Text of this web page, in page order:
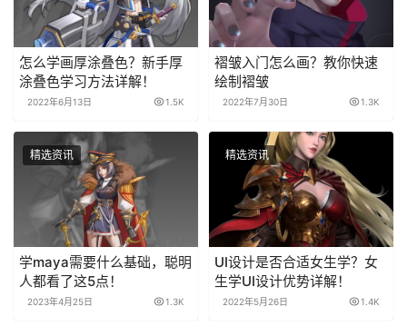
怎么学画厚涂叠色？新手厚
涂叠色学习方法详解！
2022年6月13日 1.5K
褶皱入门怎么画？教你快速
绘制褶皱
2022年7月30日 1.3K
精选资讯
学maya需要什么基础，聪明
人都看了这5点！
2023年4月25日 1.3K
精选资讯
UI设计是否合适女生学？女
生学UI设计优势详解！
2022年5月26日 1.4K